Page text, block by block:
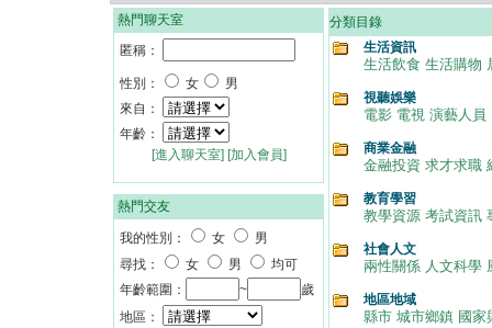
熱門聊天室
匿稱：
性別： 女
男
來自：
年齡：
[進入聊天室] [加入會員]
熱門交友
我的性別： 女
男
尋找：
女 男
均可
年齡範圍：
~
歲
地區：
分類目錄
生活資訊
生活飲食 生活購物
視聽娛樂
電影 電視 演藝人員
商業金融
金融投資 求才求職
教育學習
教學資源 考試資訊
社會人文
兩性關係 人文科學
地區地域
縣市 城市鄉鎮 國家